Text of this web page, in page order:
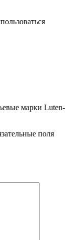
марки Luten-
поля